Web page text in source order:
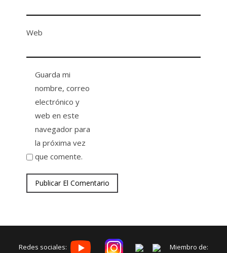
Web
Guarda mi
nombre, correo
electrónico y
web en este
navegador para
la próxima vez
que comente.
Redes sociales: Miembro de: